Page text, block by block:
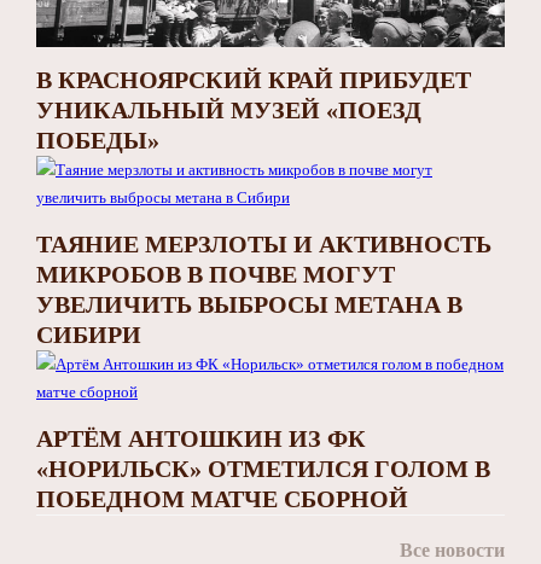
В КРАСНОЯРСКИЙ КРАЙ ПРИБУДЕТ
УНИКАЛЬНЫЙ МУЗЕЙ «ПОЕЗД
ПОБЕДЫ»
ТАЯНИЕ МЕРЗЛОТЫ И АКТИВНОСТЬ
МИКРОБОВ В ПОЧВЕ МОГУТ
УВЕЛИЧИТЬ ВЫБРОСЫ МЕТАНА В
СИБИРИ
АРТЁМ АНТОШКИН ИЗ ФК
«НОРИЛЬСК» ОТМЕТИЛСЯ ГОЛОМ В
ПОБЕДНОМ МАТЧЕ СБОРНОЙ
Все новости